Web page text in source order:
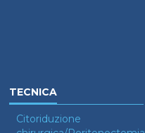
TECNICA
Citoriduzione